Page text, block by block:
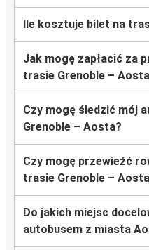
Ile kosztuje bilet na
Jak mogę zapłacić za
trasie Grenoble –
Czy mogę śledzić mój
Grenoble – Aosta?
Czy mogę przewieźć
trasie Grenoble –
Do jakich miejsc
autobusem z miasta